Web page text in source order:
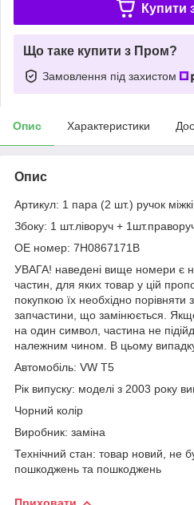
Купити
Що таке купити з Пром?
Замовлення під захистом
Опис Характеристики
Опис
Артикул: 1 пара (2 шт.) ручок
Збоку: 1 шт.ліворуч +
OE номер: 7H0867171B
УВАГА! наведені вище номери є
частин, для яких товар у цій
покупкою їх необхідно порівняти
запчастини, що замінюється.
на один символ, частина не
належним чином. В цьому
Автомобіль: VW T5
Рік випуску: моделі з 2003 року
Чорний колір
Виробник: заміна
Технічний стан: товар новий, не
пошкоджень та пошкоджень
Приховати